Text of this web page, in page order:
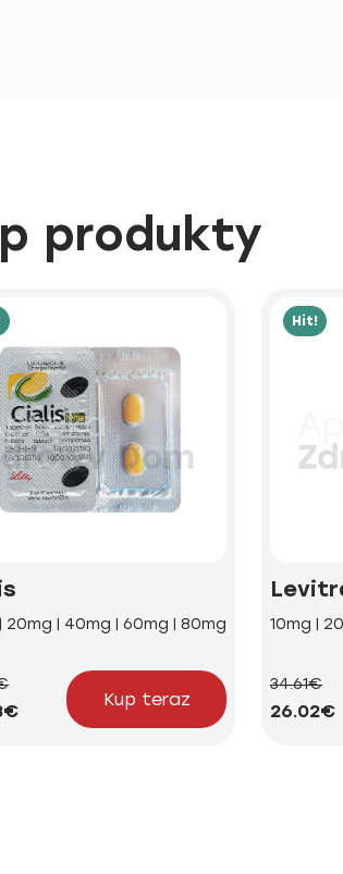
produkty
20mg | 40mg | 60mg | 80mg
Kup teraz
Hit!
10mg |
34.61€
26.02€